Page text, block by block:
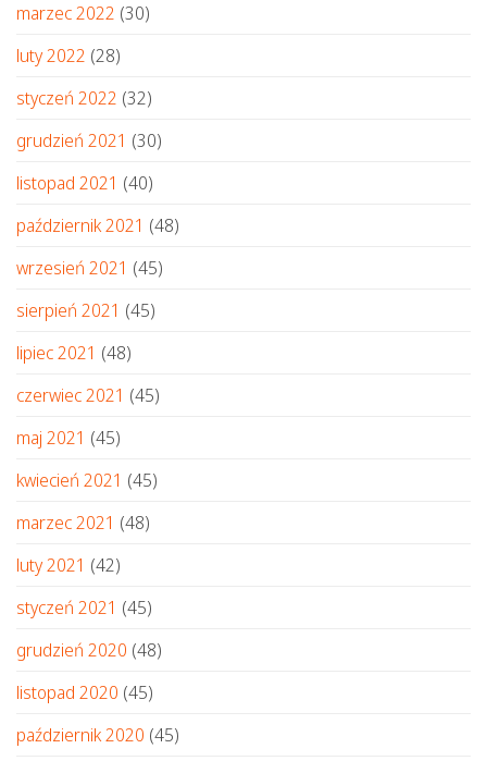
marzec 2022 (30)
luty 2022 (28)
styczeń 2022 (32)
grudzień 2021 (30)
listopad 2021 (40)
październik 2021 (48)
wrzesień 2021 (45)
sierpień 2021 (45)
lipiec 2021 (48)
czerwiec 2021 (45)
maj 2021 (45)
kwiecień 2021 (45)
marzec 2021 (48)
luty 2021 (42)
styczeń 2021 (45)
grudzień 2020 (48)
listopad 2020 (45)
październik 2020 (45)